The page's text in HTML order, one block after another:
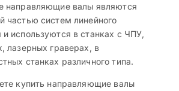
направляющие валы являются
частью систем линейного
используются в станках с ЧПУ,
лазерных граверах, в
станках различного типа.
купить направляющие валы